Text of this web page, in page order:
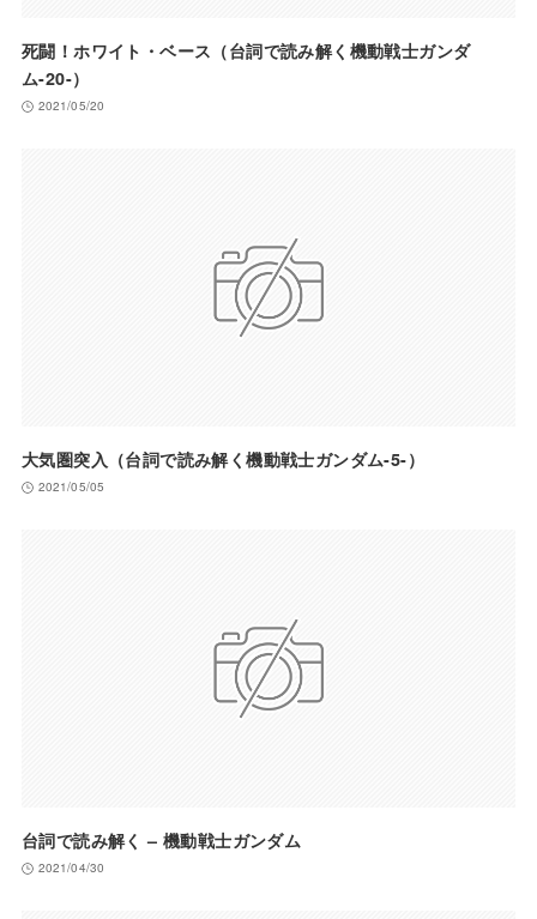
死闘！ホワイト・ベース（台詞で読み解く機動戦士ガンダ
ム-20-）
2021/05/20
大気圏突入（台詞で読み解く機動戦士ガンダム-5-）
2021/05/05
台詞で読み解く – 機動戦士ガンダム
2021/04/30